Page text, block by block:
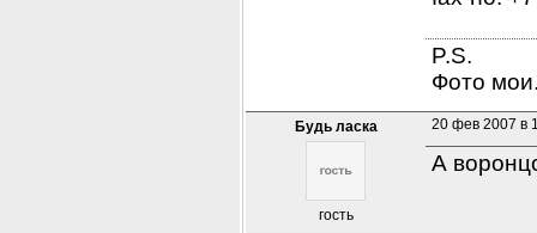
P.S.
Фото
Будь ласка
гость
20 фев 2007 в
А